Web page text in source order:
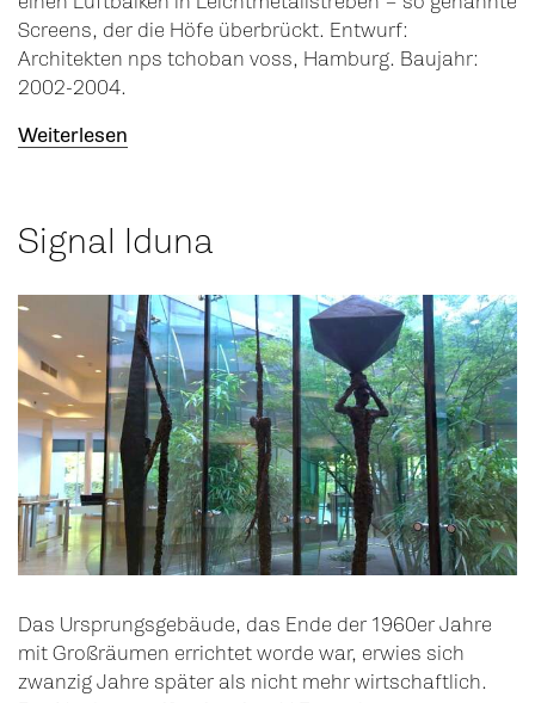
Screens, der die Höfe überbrückt. Entwurf:
Architekten nps tchoban voss, Hamburg. Baujahr:
2002-2004.
Weiterlesen
Signal Iduna
Das Ursprungsgebäude, das Ende der 1960er Jahre
mit Großräumen errichtet worde war, erwies sich
zwanzig Jahre später als nicht mehr wirtschaftlich.